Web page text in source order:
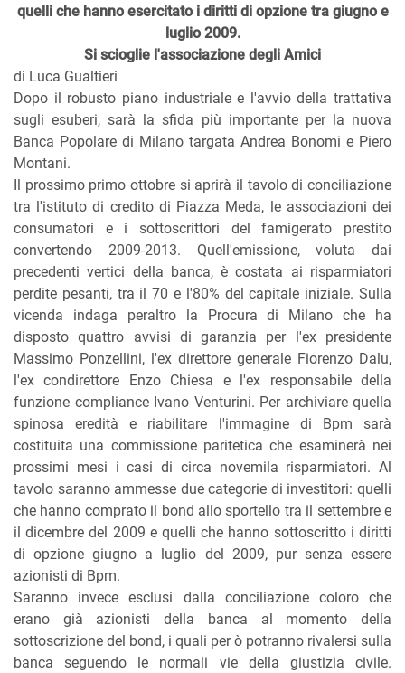
quelli che hanno esercitato i diritti di opzione tra giugno e
luglio 2009.
Si scioglie l'associazione degli Amici
di Luca Gualtieri
Dopo il robusto piano industriale e l'avvio della trattativa
sugli esuberi, sarà la sfida più importante per la nuova
Banca Popolare di Milano targata Andrea Bonomi e Piero
Montani.
Il prossimo primo ottobre si aprirà il tavolo di conciliazione
tra l'istituto di credito di Piazza Meda, le associazioni dei
consumatori e i sottoscrittori del famigerato prestito
convertendo 2009-2013. Quell'emissione, voluta dai
precedenti vertici della banca, è costata ai risparmiatori
perdite pesanti, tra il 70 e l'80% del capitale iniziale. Sulla
vicenda indaga peraltro la Procura di Milano che ha
disposto quattro avvisi di garanzia per l'ex presidente
Massimo Ponzellini, l'ex direttore generale Fiorenzo Dalu,
l'ex condirettore Enzo Chiesa e l'ex responsabile della
funzione compliance Ivano Venturini. Per archiviare quella
spinosa eredità e riabilitare l'immagine di Bpm sarà
costituita una commissione paritetica che esaminerà nei
prossimi mesi i casi di circa novemila risparmiatori. Al
tavolo saranno ammesse due categorie di investitori: quelli
che hanno comprato il bond allo sportello tra il settembre e
il dicembre del 2009 e quelli che hanno sottoscritto i diritti
di opzione giugno a luglio del 2009, pur senza essere
azionisti di Bpm.
Saranno invece esclusi dalla conciliazione coloro che
erano già azionisti della banca al momento della
sottoscrizione del bond, i quali per ò potranno rivalersi sulla
banca seguendo le normali vie della giustizia civile.